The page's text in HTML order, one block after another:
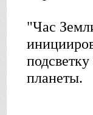
"Час
планеты.